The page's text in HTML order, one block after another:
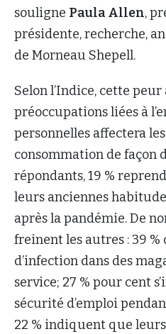
souligne Paula Allen,
présidente, recherche,
de Morneau Shepell.
Selon l’Indice, cette
préoccupations liées à
personnelles affectera
consommation de façon
répondants, 19 %
leurs anciennes
après la pandémie. De
freinent les autres : 39
d’infection dans des
service; 27 % pour cent
sécurité d’emploi
22 % indiquent que